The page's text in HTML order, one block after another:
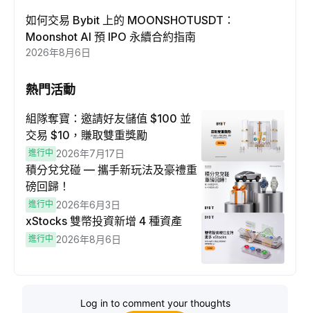
如何交易 Bybit 上的 MOONSHOTUSDT：
Moonshot AI 預 IPO 永續合約指南
2026年8月6日
熱門活動
組隊奪寶：邀請好友儲值 $100 並
交易 $10，賺取雙重獎勵
進行中 2026年7月17日
積分兌兌碰 — 攜手新玩法及豪禮重
磅回歸！
進行中 2026年6月3日
xStocks 雙幣投資新增 4 種資產
進行中 2026年8月6日
Log in to comment your thoughts